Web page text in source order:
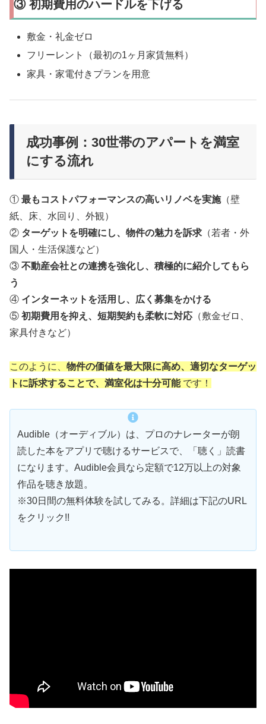
③ 初期費用のハードルを下げる
敷金・礼金ゼロ
フリーレント（最初の1ヶ月家賃無料）
家具・家電付きプランを用意
成功事例：30世帯のアパートを満室
にする流れ
① 最もコストパフォーマンスの高いリノベを実施（壁
紙、床、水回り、外観）
② ターゲットを明確にし、物件の魅力を訴求 （若者・外
国人・生活保護など）
③ 不動産会社との連携を強化し、積極的に紹介してもら
う
④ インターネットを活用し、広く募集をかける
⑤ 初期費用を抑え、短期契約も柔軟に対応 （敷金ゼロ、
家具付きなど）
このように、 物件の価値を最大限に高め、適切なターゲッ
トに訴求することで、満室化は十分可能です！
Audible（オーディブル）は、プロのナレーターが朗
読した本をアプリで聴けるサービスで、「聴く」読書
になります。Audible会員なら定額で12万以上の対象
作品を聴き放題。
※30日間の無料体験を試してみる。詳細は下記のURL
をクリック!!